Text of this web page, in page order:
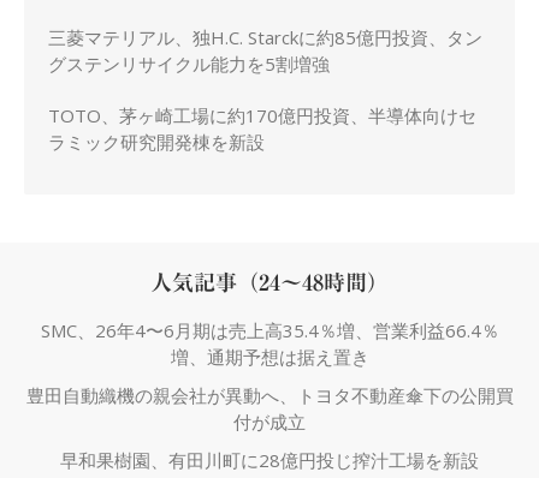
三菱マテリアル、独H.C. Starckに約85億円投資、タン
グステンリサイクル能力を5割増強
TOTO、茅ヶ崎工場に約170億円投資、半導体向けセ
ラミック研究開発棟を新設
人気記事（24～48時間）
SMC、26年4〜6月期は売上高35.4％増、営業利益66.4％
増、通期予想は据え置き
豊田自動織機の親会社が異動へ、トヨタ不動産傘下の公開買
付が成立
早和果樹園、有田川町に28億円投じ搾汁工場を新設